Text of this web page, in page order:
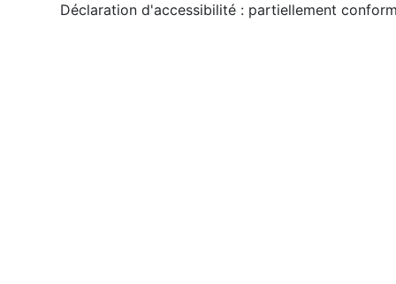
Déclaration d'accessibilité : partiellement